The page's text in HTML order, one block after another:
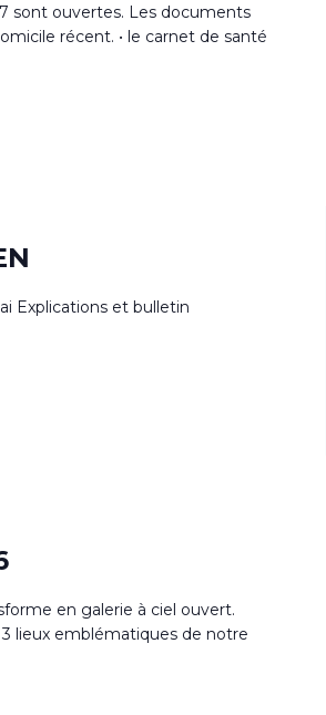
sont ouvertes. Les documents
récent. • le carnet de santé
Explications et bulletin
en galerie à ciel ouvert.
lieux emblématiques de notre